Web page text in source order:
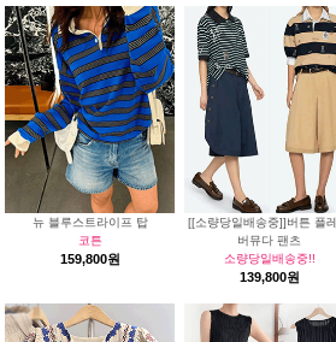
뉴 블루스트라이프 탑
코튼
159,800원
[[소량당일배송중]]버튼 플
버뮤다 팬츠
소량당일배송중!!
139,800원